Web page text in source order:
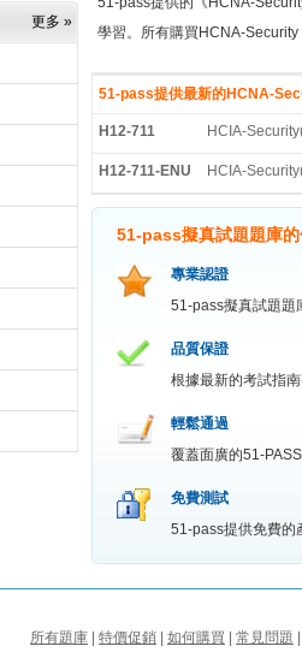
更多 »
學習。所有購買HCNA-
51-pass提供最新的HCNA-
H12-711 HCIA-
H12-711-ENU HCIA-
51-pass擬真試題題庫
專業認證
51-pass擬真試題題
品質保證
根據最新的考試指
輕鬆通過
覆蓋面廣的51-
免費測試
51-pass提供免費的
所有題庫 特價促銷 如何購買 常見問題